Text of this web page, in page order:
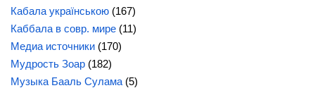
Кабала українською (167)
Каббала в совр. мире (11)
Медиа источники (170)
Мудрость Зоар (182)
Музыка Бааль Сулама (5)